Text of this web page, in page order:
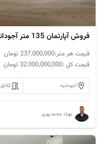
فروش آپارتمان 135 متر آجودانیه 2 پارکینگ سندی مشاعات آبی
قیمت هر متر:237,000,000 تومان
قیمت کل :32,000,000,000 تومان
آجودانیه 2اتاق
بهراد محمدپوری